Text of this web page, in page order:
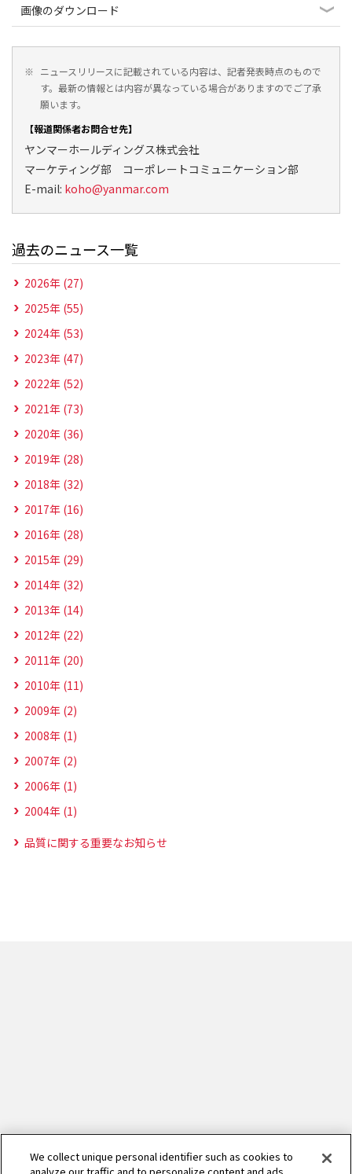
画像のダウンロード
※ ニュースリリースに記載されている内容は、記者発表時点のもので
す。最新の情報とは内容が異なっている場合がありますのでご了承
願います。
【報道関係者お問合せ先】
ヤンマーホールディングス株式会社
マーケティング部 コーポレートコミュニケーション部
E-mail: koho@yanmar.com
過去のニュース一覧
2026年 (27)
2025年 (55)
2024年 (53)
2023年 (47)
2022年 (52)
2021年 (73)
2020年 (36)
2019年 (28)
2018年 (32)
2017年 (16)
2016年 (28)
2015年 (29)
2014年 (32)
2013年 (14)
2012年 (22)
2011年 (20)
2010年 (11)
2009年 (2)
2008年 (1)
2007年 (2)
2006年 (1)
2004年 (1)
品質に関する重要なお知らせ
We collect unique personal identifier such as cookies to